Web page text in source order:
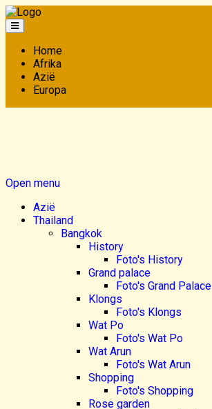
Home
Afrika
Azië
Europa
Open menu
Azië
Thailand
Bangkok
History
Foto's History
Grand palace
Foto's Grand Palace
Klongs
Foto's Klongs
Wat Po
Foto's Wat Po
Wat Arun
Foto's Wat Arun
Shopping
Foto's Shopping
Rose garden